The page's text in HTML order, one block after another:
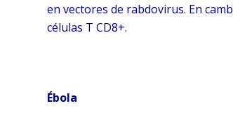
en vectores de rabdovirus. En
células T CD8+.
Ébola